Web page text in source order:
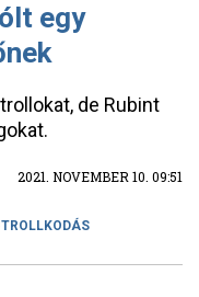
egy
de Rubint
2021. NOVEMBER 10. 09:51
TROLLKODÁS